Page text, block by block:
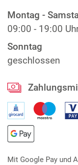
Montag -
09:00 - 19:00
Sonntag
geschlossen
Mit Google Pay und